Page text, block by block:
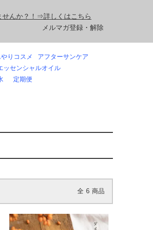
せんか？！⇒詳しくはこちら
メルマガ登録・解除
りコスメ
アフターサンケア
ッセンシャルオイル
定期便
全 6 商品